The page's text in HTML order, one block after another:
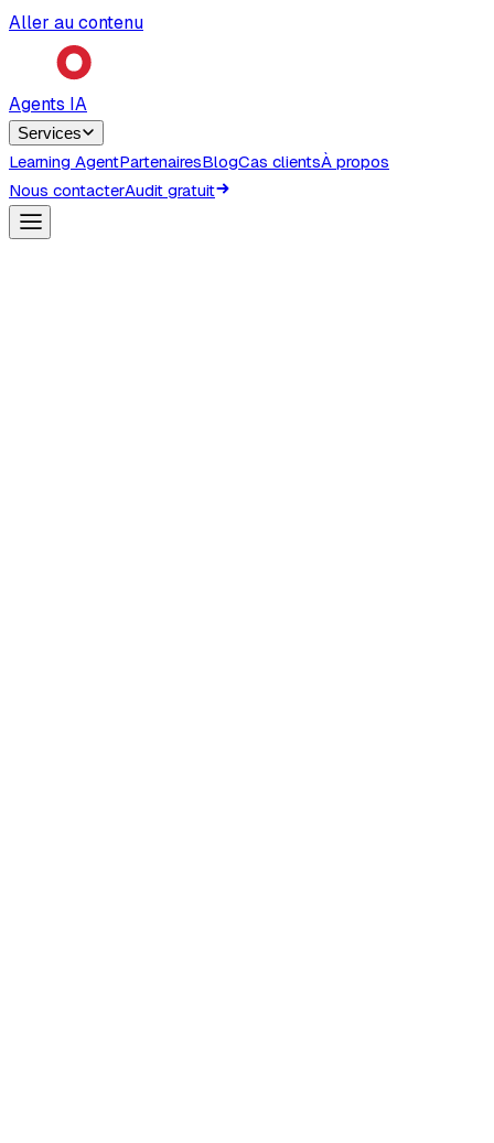
Aller au contenu
Agents IA
Services
Learning AgentPartenairesBlogCas clientsÀ propos
Nous contacterAudit gratuit